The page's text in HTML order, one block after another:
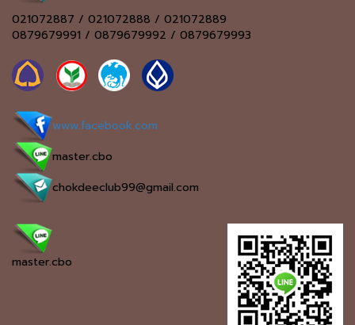
021072887 / 021072888 / 021072889
0879679991 / 0879679992 / 0879679993
www.facebook.com
master.cbo
chokdeeclub99@gmail.com
master.cbo